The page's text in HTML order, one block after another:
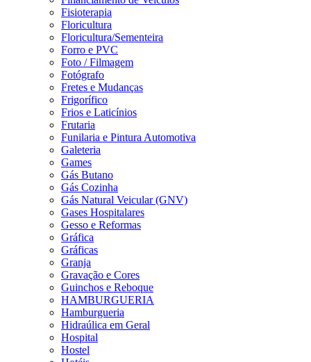
Fisioterapia
Floricultura
Floricultura/Sementeira
Forro e PVC
Foto / Filmagem
Fotógrafo
Fretes e Mudanças
Frigorífico
Frios e Laticínios
Frutaria
Funilaria e Pintura Automotiva
Galeteria
Games
Gás Butano
Gás Cozinha
Gás Natural Veicular (GNV)
Gases Hospitalares
Gesso e Reformas
Gráfica
Gráficas
Granja
Gravação e Cores
Guinchos e Reboque
HAMBURGUERIA
Hamburgueria
Hidraúlica em Geral
Hospital
Hostel